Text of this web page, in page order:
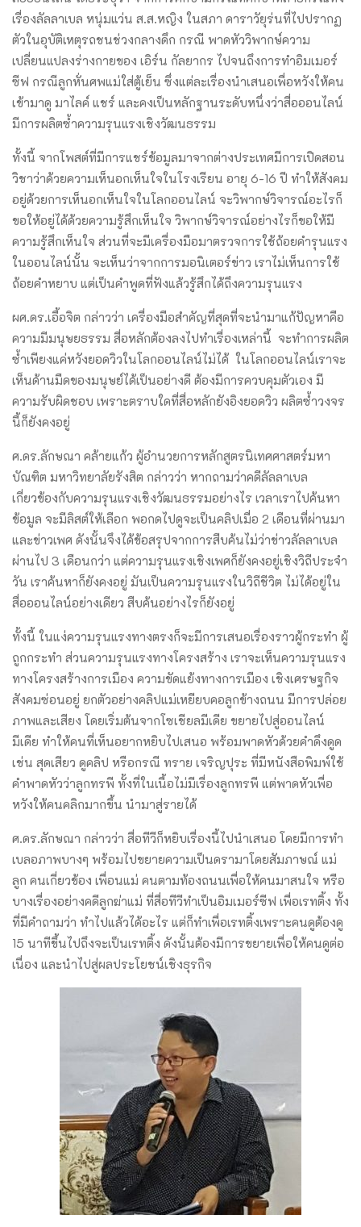
เรื่องลัลลาเบล หนุ่มแว่น ส.ส.หญิง ​ในสภา ​ดาราวัยุร่นที่ไปปรากฏ
ตัวในอุบัติเหตุรถชนช่วงกลางดึก กรณี พาดหัววิพากษ์ความ
เปลี่ยนแปลงร่างกายของ เอิร์น กัลยากร ไปจนถึงการทำอิมเมอร์
ซีฟ กรณีลูกหั่นศพแม่ใส่ตู้เย็น ซึ่งแต่ละเรื่องนำเสนอเพื่อหวังให้คน
เข้ามาดู มาไลค์ แชร์ และคงเป็นหลักฐานระดับหนึ่งว่าสื่อออนไลน์
มีการผลิตซ้ำความรุนแรงเชิงวัฒนธรรม
ทั้งนี้ จากโพสต์ที่มีการแชร์ข้อมูลมาจากต่างประเทศมีการเปิดสอน
วิชาว่าด้วยความเห็นอกเห็นใจในโรงเรียน อายุ 6-16 ปี ทำให้สังคม
อยู่ด้วยการเห็นอกเห็นใจในโลกออนไลน์ ​จะวิพากษ์วิจารณ์อะไรก็
ขอให้อยู่ได้ด้วยความรู้สึกเห็นใจ วิพากษ์วิจารณ์อย่างไรก็ขอให้มี
ความรู้สึกเห็นใจ ส่วนที่จะมีเครื่องมือมาตรวจการใช้ถ้อยคำรุนแรง
ในออนไลน์นั้น จะเห็นว่าจากการมอนิเตอร์ข่าว เราไม่เห็นการใช้
ถ้อยคำหยาบ แต่เป็นคำพูดที่ฟังแล้วรู้สึกได้ถึงความรุนแรง
ผศ.ดร.เอื้อจิต กล่าวว่า เครื่องมือสำคัญที่สุดที่จะนำมาแก้ปัญหาคือ
ความมีมนุษยธรรม สื่อหลักต้องลงไปทำเรื่องเหล่านี้ จะทำการผลิต
ซ้ำเพียงแค่หวังยอดวิวในโลกออนไลน์ไม่ได้ ในโลกออนไลน์เราจะ
เห็นด้านมืดของมนุษย์ได้เป็นอย่างดี ต้องมีการควบคุมตัวเอง มี
ความรับผิดชอบ เพราะตราบใดที่สื่อหลักยังอิงยอดวิว ผลิตซ้ำวงจร
นี้ก็ยังคงอยู่
ศ.ดร.ลักษณา คล้ายแก้ว ผู้อำนวยการหลักสูตรนิเทศศาสตร์มหา
บัณฑิต มหาวิทยาลัยรังสิต กล่าวว่า หากถามว่าคดีลัลลาเบล
เกี่ยวข้องกับความรุนแรงเชิงวัฒนธรรมอย่างไร เวลาเราไปค้นหา
ข้อมูล จะมีลิสต์ให้เลือก พอกดไปดูจะเป็นคลิปเมื่อ 2 เดือนที่ผ่านมา
และข่าวเพศ ​ดังนั้นจึงได้ข้อสรุปจากการสืบค้นไม่ว่าข่าวลัลลาเบล
ผ่านไป 3 เดือนกว่า แต่​ความรุนแรงเชิงเพศก็ยังคงอยู่เชิงวิถีประจำ
วัน เราค้นหาก็ยังคงอยู่ มันเป็นความรุนแรงในวิถีชีวิต ไม่ได้อยู่ใน
สื่อออนไลน์อย่างเดียว สืบค้นอย่างไรก็ยังอยู่
ทั้งนี้ ในแง่ความรุนแรงทางตรงก็จะมีการเสนอเรื่องราวผู้กระทำ ผู้
ถูกกระทำ ส่วนความรุนแรงทางโครงสร้าง เราจะเห็นความรุนแรง
ทางโครงสร้างการเมือง ความขัดแย้งทางการเมือง เชิงเศรษฐกิจ
สังคมซ่อนอยู่ ยกตัวอย่างคลิปแม่เหยียบคอลูกข้างถนน มีการปล่อย
ภาพและเสียง โดยเริ่มต้นจากโซเชียลมีเดีย ขยายไปสู่ออนไลน์
มีเดีย ทำให้คนที่เห็นอยากหยิบไปเสนอ พร้อมพาดหัวด้วยคำดึงดูด
เช่น สุดเสียว ดูคลิป หรือกรณี ทราย เจริญปุระ ที่มีหนังสือพิมพ์ใช้
คำพาดหัวว่าลูกทรพี ทั้งที่ในเนื้อไม่มีเรื่องลูกทรพี แต่พาดหัวเพื่อ
หวังให้คนคลิกมากขึ้น นำมาสู่รายได้
ศ.ดร.ลักษณา กล่าวว่า สื่อทีวีก็หยิบเรื่องนี้ไปนำเสนอ โดยมีการทำ
เบลอภาพบางๆ พร้อมไปขยายความเป็นดรามาโดยสัมภาษณ์ แม่
ลูก คนเกี่ยวข้อง เพื่อนแม่ คนตามท้องถนนเพื่อให้คนมาสนใจ หรือ
บางเรื่องอย่างคดีลูกฆ่าแม่ ที่สื่อทีวีทำเป็นอิมเมอร์ซีฟ เพื่อเรทติ้ง ทั้ง
ที่มีคำถามว่า ทำไปแล้วได้อะไร แต่ก็ทำเพื่อเรทติ้งเพราะคนดูต้องดู
15 นาทีขึ้นไปถึงจะเป็นเรทติ้ง ดังนั้นต้องมีการขยายเพื่อให้คนดูต่อ
เนื่อง และนำไปสู่ผลประโยชน์เชิงธุรกิจ ​